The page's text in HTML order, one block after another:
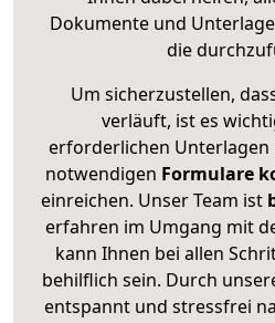
Dokumente und
die
Um sicherzustellen,
verläuft, ist es
erforderlichen
notwendigen Formulare
einreichen. Unser Team ist
erfahren im Umgang mit
kann Ihnen bei allen
behilflich sein. Durch
entspannt und stressfrei